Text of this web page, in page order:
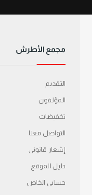
مجمع الأطرش
التقديم
المؤلفون
تخفيضات
التواصل معنا
إشعار قانوني
دليل الموقع
حسابي الخاص